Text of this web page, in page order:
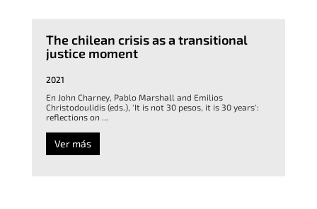
The chilean crisis as a transitional
justice moment
2021
En John Charney, Pablo Marshall and Emilios
Christodoulidis (eds.), 'It is not 30 pesos, it is 30 years':
reflections on ...
Ver más